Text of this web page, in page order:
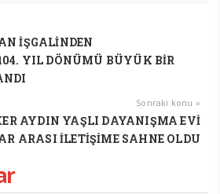
İŞGALİNDEN
YIL DÖNÜMÜ BÜYÜK BİR
Sonraki konu »
AYDIN YAŞLI DAYANIŞMA EVİ
ARASI İLETİŞİME SAHNE OLDU